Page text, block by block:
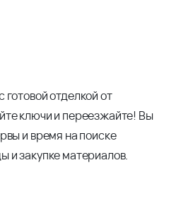
отделкой от
ключи и переезжайте! Вы
и время на поиске
и закупке материалов.